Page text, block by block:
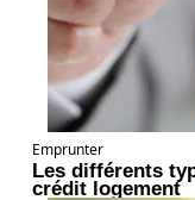
Emprunter
Les différents
crédit logement